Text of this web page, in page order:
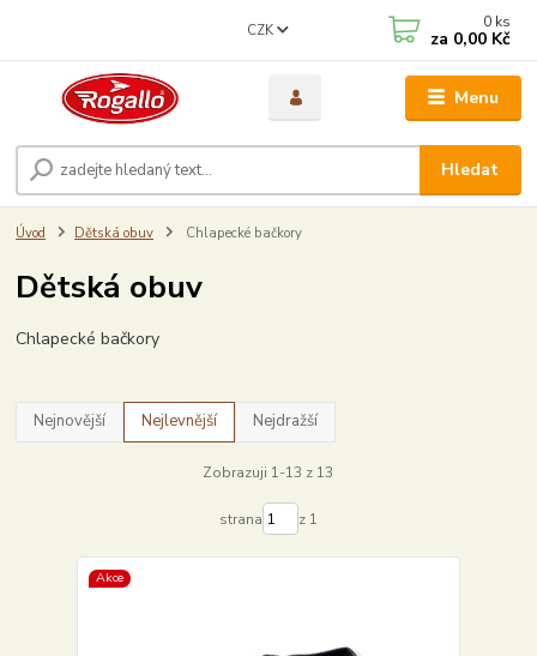
Menu
CZK
Hledat
0 ks
za 0,00 Kč
Úvod Dětská obuv Chlapecké bačkory
Dětská obuv
Chlapecké bačkory
Nejnovější Nejlevnější Nejdražší
Zobrazuji 1-13 z 13
strana z 1
Akce